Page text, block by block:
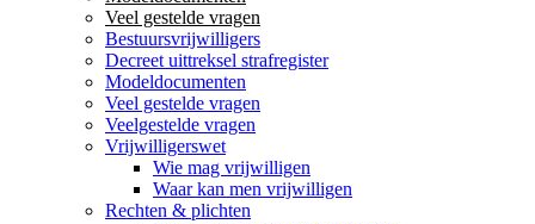
Veel gestelde vragen
Bestuursvrijwilligers
Decreet uittreksel strafregister
Modeldocumenten
Veel gestelde vragen
Veelgestelde vragen
Vrijwilligerswet
Wie mag vrijwilligen
Waar kan men vrijwilligen
Rechten & plichten